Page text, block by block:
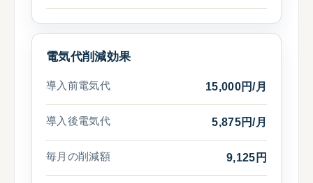
電気代削減効果
導入前電気代 15,000円/月
導入後電気代 5,875円/月
毎月の削減額 9,125円